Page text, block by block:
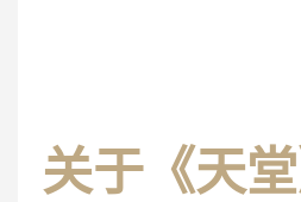
关于《天